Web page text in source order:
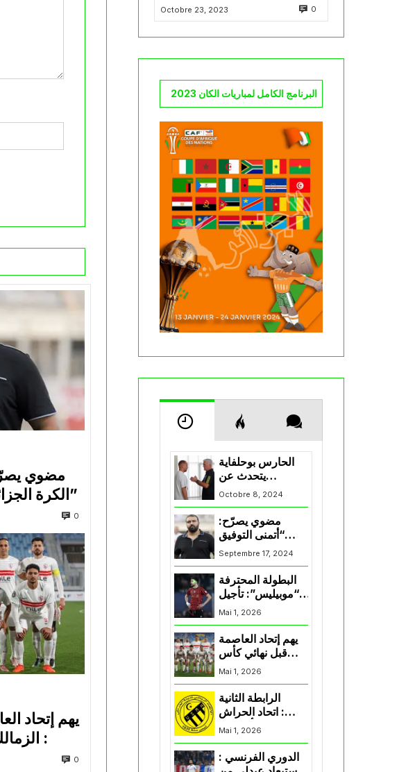
مضوي
الكرة الجزائرية في المسابقات القارية”
0
يهم إتحاد
0
Octobre 23, 2023 0
البرنامج الكامل لمباريات الكان 2023
الحارس بوحلفاية
يتحدث عن
طموحاته مع
المنتخب و شباب
قسنطينة
Octobre 8, 2024
مضوي يصرّح:
“أتمنى التوفيق
لممثلي الكرة
الجزائرية في
Septembre 17, 2024
البطولة المحترفة
“موبيليس”: تأجيل
مباراة إتحاد
العاصمة وأتلتيك
بارادو
Mai 1, 2026
يهم إتحاد العاصمة
قبل نهائي كأس
اكاف : الزمالك
يسقط بثلاثية أمام
Mai 1, 2026
الرابطة الثانية
: اتحاد الحراش
يحسم التأهل إلى
“البلاي أوف”
Mai 1, 2026
الدوري الفرنسي :